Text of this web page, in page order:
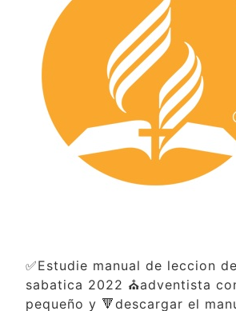
✅Estudie manual de leccion
sabatica 2022 ⛪adventista
pequeño y 🔻descargar el